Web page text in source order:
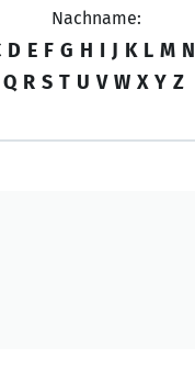
Nachname:
D E F G H I J K L M N
Q R S T U V W X Y Z